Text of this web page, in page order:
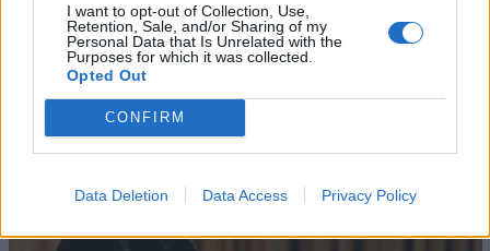
I want to opt-out of Collection, Use,
Retention, Sale, and/or Sharing of my
Personal Data that Is Unrelated with the
Purposes for which it was collected.
Opted Out
CONFIRM
Data Deletion Data Access Privacy Policy
Altri articoli che potrebbero piacerti